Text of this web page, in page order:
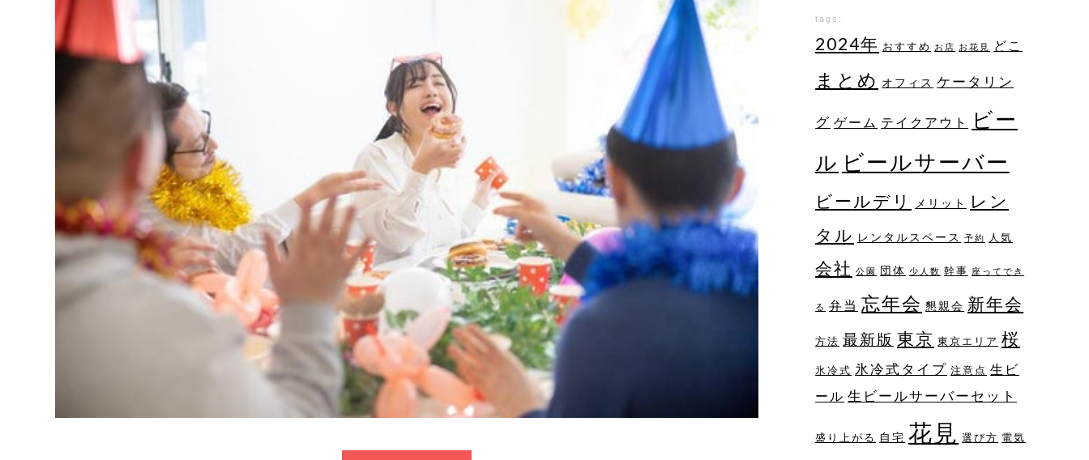
tags:
2024年 おすすめ お店 お花見 どこ
まとめ オフィス ケータリン
グ ゲーム テイクアウト
ビー
ル ビールサーバー
ビールデリ メリット
レン
タル レンタルスペース 予約 人気
会社 公園 団体 少人数 幹事 座ってでき
る 弁当 忘年会 懇親会 新年会
方法 最新版 東京 東京エリア 桜
氷冷式 氷冷式タイプ 注意点 生ビ
ール 生ビールサーバーセット
盛り上がる 自宅 花見 選び方 電気